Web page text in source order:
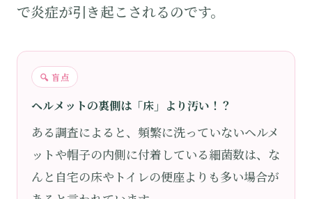
で炎症が引き起こされるのです。
🔍 盲点
ヘルメットの裏側は「床」より汚い！？
ある調査によると、頻繁に洗っていないヘルメ
ットや帽子の内側に付着している細菌数は、な
んと自宅の床やトイレの便座よりも多い場合が